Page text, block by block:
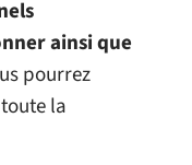
ainsi que
pourrez
la